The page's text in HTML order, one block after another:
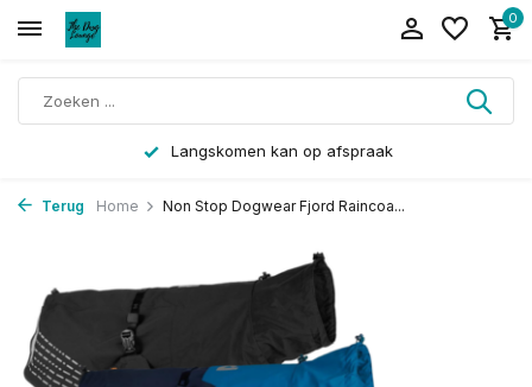
0
Langskomen kan op afspraak
Terug Home Non Stop Dogwear Fjord Raincoa...